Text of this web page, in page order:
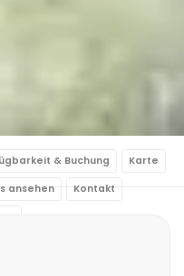
& Buchung Karte
ansehen Kontakt